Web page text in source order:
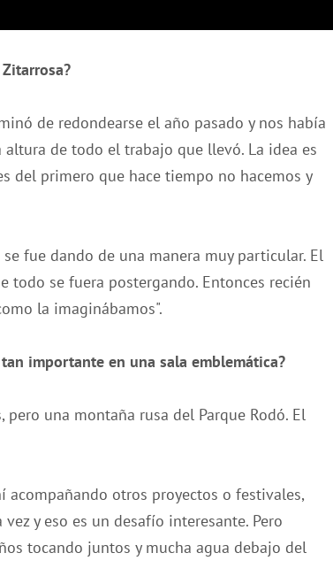
de redondearse el año pasado y nos había
de todo el trabajo que llevó. La idea es
del primero que hace tiempo no hacemos y
fue dando de una manera muy particular. El
todo se fuera postergando. Entonces recién
la imaginábamos".
importante en una sala emblemática?
una montaña rusa del Parque Rodó. El
acompañando otros proyectos o festivales,
y eso es un desafío interesante. Pero
tocando juntos y mucha agua debajo del